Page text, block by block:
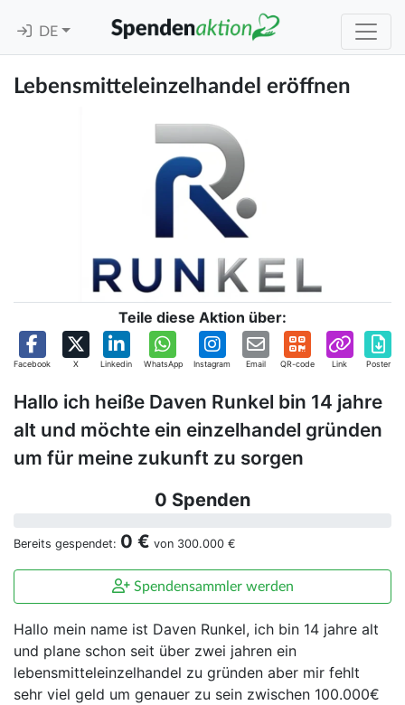
DE
Lebensmitteleinzelhandel eröffnen
Teile diese Aktion über:
Facebook X Linkedin WhatsApp Instagram Email QR-code Link Poster
Hallo ich heiße Daven Runkel bin 14 jahre
alt und möchte ein einzelhandel gründen
um für meine zukunft zu sorgen
0 Spenden
Bereits gespendet: 0 € von 300.000 €
Spendensammler werden
Hallo mein name ist Daven Runkel, ich bin 14 jahre alt
und plane schon seit über zwei jahren ein
lebensmitteleinzelhandel zu gründen aber mir fehlt
sehr viel geld um genauer zu sein zwischen 100.000€